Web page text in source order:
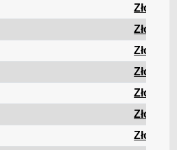
Złom
Złom
Złom
Złom
Złom
Złom
Złom